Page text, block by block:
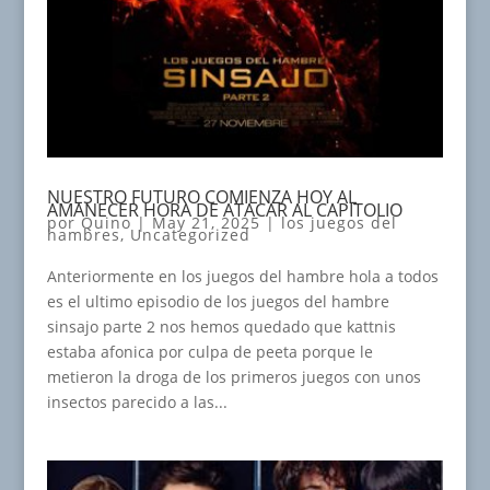
NUESTRO FUTURO COMIENZA HOY AL
AMANECER HORA DE ATACAR AL CAPITOLIO
por Quino| May 21, 2025|los juegos del
hambres,Uncategorized
Anteriormente en los juegos del hambre hola a todos
es el ultimo episodio de los juegos del hambre
sinsajo parte 2 nos hemos quedado que kattnis
estaba afonica por culpa de peeta porque le
metieron la droga de los primeros juegos con unos
insectos parecido a las...